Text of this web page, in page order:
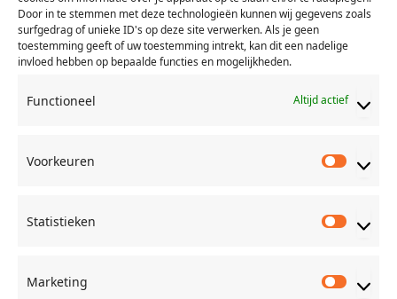
Door in te stemmen met deze technologieën kunnen wij gegevens zoals
surfgedrag of unieke ID's op deze site verwerken. Als je geen
toestemming geeft of uw toestemming intrekt, kan dit een nadelige
invloed hebben op bepaalde functies en mogelijkheden.
Functioneel Altijd actief
Voorkeuren
Statistieken
Marketing
Abonneer